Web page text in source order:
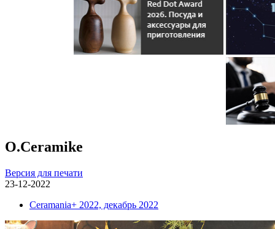
O.Ceramike
Версия для печати
23-12-2022
Ceramania+ 2022, декабрь 2022